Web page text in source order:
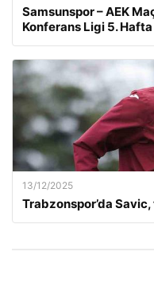
Samsunspor – AEK
Konferans Ligi 5. Hafta
13/12/2025
Trabzonspor’da Savic,